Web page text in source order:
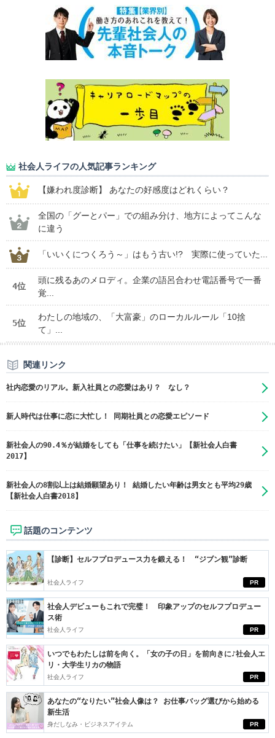
社会人ライフの人気記事ランキング
【嫌われ度診断】 あなたの好感度はどれくらい？
全国の「グーとパー」での組み分け、地方によってこんな
に違う
「いいくにつくろう～」はもう古い!? 実際に使っていた...
4位
頭に残るあのメロディ。企業の語呂合わせ電話番号で一番
覚...
5位
わたしの地域の、「大富豪」のローカルルール「10捨
て」...
関連リンク
社内恋愛のリアル。新入社員との恋愛はあり？ なし？
新人時代は仕事に恋に大忙し！ 同期社員との恋愛エピソード
新社会人の90.4％が結婚をしても「仕事を続けたい」【新社会人白書
2017】
新社会人の8割以上は結婚願望あり！ 結婚したい年齢は男女とも平均29歳
【新社会人白書2018】
話題のコンテンツ
PR
【診断】セルフプロデュース力を鍛える！ “ジブン観”診断
社会人ライフ
PR
社会人デビューもこれで完璧！ 印象アップのセルフプロデュー
ス術
社会人ライフ
PR
いつでもわたしは前を向く。「女の子の日」を前向きに♪社会人エ
リ・大学生リカの物語
社会人ライフ
PR
あなたの“なりたい”社会人像は？ お仕事バッグ選びから始める
新生活
身だしなみ・ビジネスアイテム